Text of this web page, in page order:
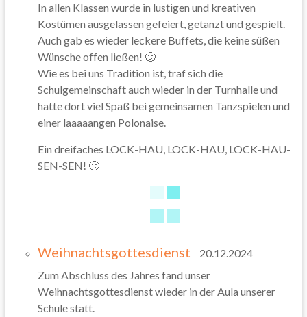
In allen Klassen wurde in lustigen und kreativen
Kostümen ausgelassen gefeiert, getanzt und gespielt.
Auch gab es wieder leckere Buffets, die keine süßen
Wünsche offen ließen! 🙂
Wie es bei uns Tradition ist, traf sich die
Schulgemeinschaft auch wieder in der Turnhalle und
hatte dort viel Spaß bei gemeinsamen Tanzspielen und
einer laaaaangen Polonaise.
Ein dreifaches LOCK-HAU, LOCK-HAU, LOCK-HAU-
SEN-SEN! 🙂
Weihnachtsgottesdienst
20.12.2024
Zum Abschluss des Jahres fand unser
Weihnachtsgottesdienst wieder in der Aula unserer
Schule statt.